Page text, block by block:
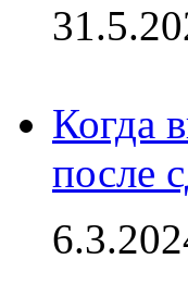
Когда
после